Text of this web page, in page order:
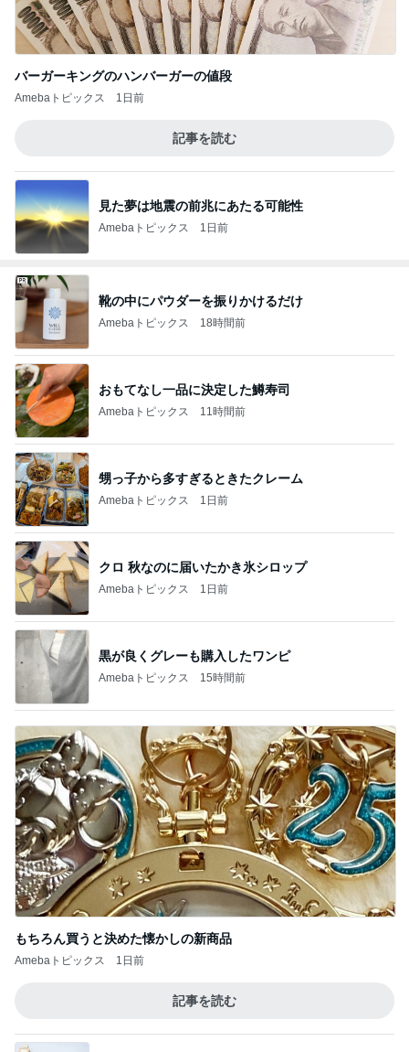
バーガーキングのハンバーガーの値段
Amebaトピックス 1日前
記事を読む
見た夢は地震の前兆にあたる可能性
Amebaトピックス 1日前
靴の中にパウダーを振りかけるだけ
Amebaトピックス 18時間前
おもてなし一品に決定した鱒寿司
Amebaトピックス 11時間前
甥っ子から多すぎるときたクレーム
Amebaトピックス 1日前
クロ 秋なのに届いたかき氷シロップ
Amebaトピックス 1日前
黒が良くグレーも購入したワンピ
Amebaトピックス 15時間前
もちろん買うと決めた懐かしの新商品
Amebaトピックス 1日前
記事を読む